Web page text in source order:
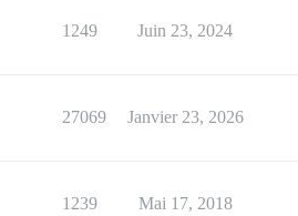
1249 Juin 23, 2024
27069 Janvier 23, 2026
1239 Mai 17, 2018